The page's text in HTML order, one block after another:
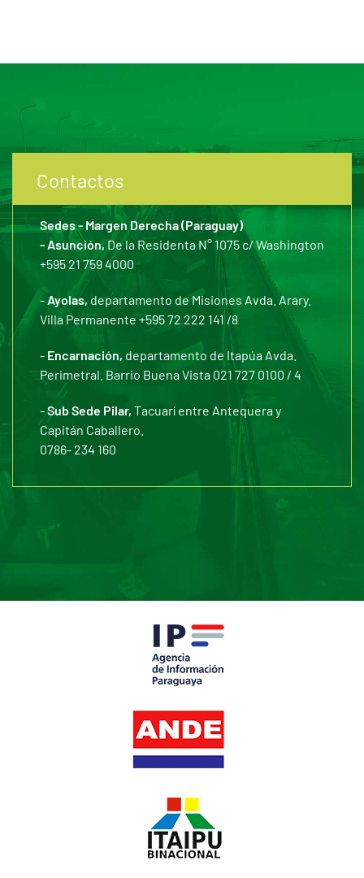
Contactos
Sedes - Margen Derecha (Paraguay)
- Asunción,De la Residenta N° 1075 c/ Washington
+595 21 759 4000
-Ayolas, departamento de Misiones Avda. Arary.
Villa Permanente +595 72 222 141 /8
- Encarnación, departamento de Itapúa Avda.
Perimetral. Barrio Buena Vista 021 727 0100 / 4
-Sub Sede Pilar, Tacuarí entre Antequera y
Capitán Caballero.
0786- 234 160